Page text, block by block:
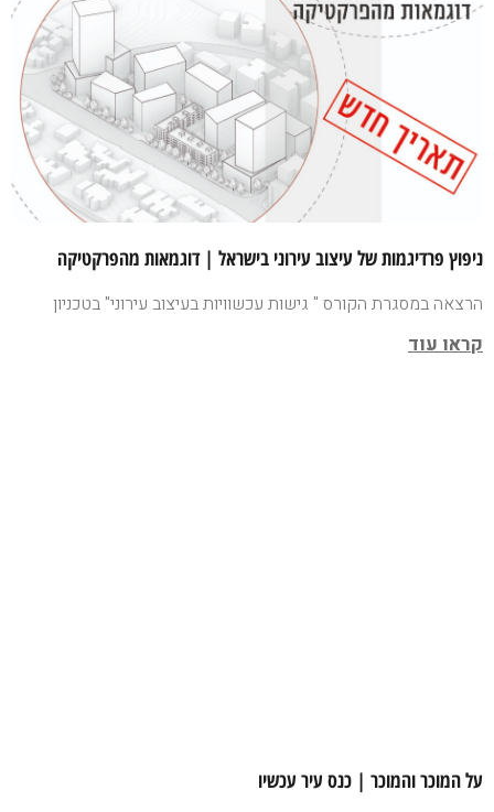
ניפוץ פרדיגמות של עיצוב עירוני בישראל | דוגמאות מהפרקטיקה
הרצאה במסגרת הקורס " גישות עכשוויות בעיצוב עירוני" בטכניון
קראו עוד
על המוכר והמוכר | כנס עיר עכשיו